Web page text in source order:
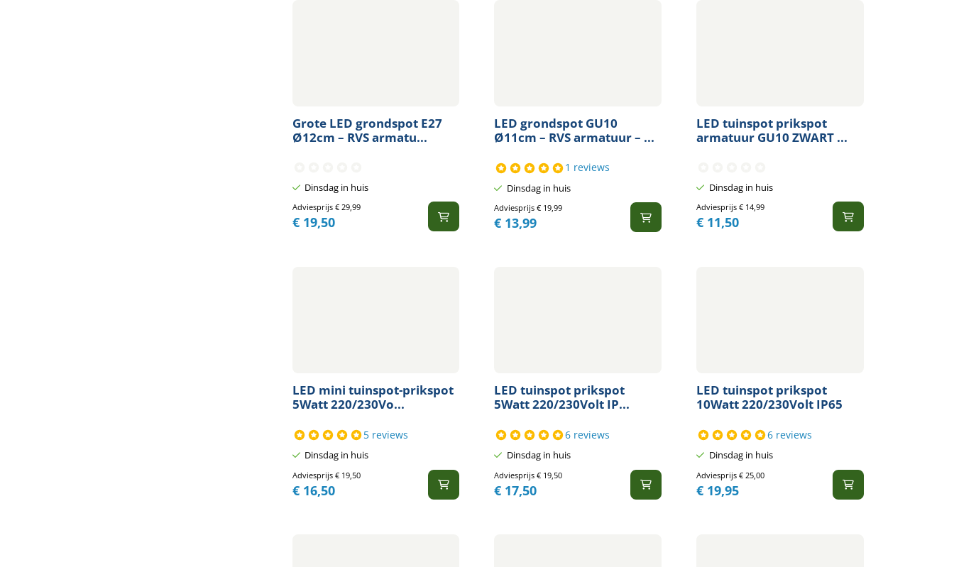
Grote LED grondspot E27
Ø12cm – RVS armatu...
Dinsdag in huis
Adviesprijs €29,99
€19,50
LED grondspot GU10
Ø11cm – RVS armatuur – ...
1 reviews
Dinsdag in huis
Adviesprijs€ 19,99
€ 13,99
LED tuinspot prikspot
armatuur GU10 ZWART ...
Dinsdag in huis
Adviesprijs€ 14,99
€ 11,50
LED mini tuinspot-prikspot
5Watt 220/230Vo...
5 reviews
Dinsdag in huis
Adviesprijs €19,50
€16,50
LED tuinspot prikspot
5Watt 220/230Volt IP...
6 reviews
Dinsdag in huis
Adviesprijs€ 19,50
€ 17,50
LED tuinspot prikspot
10Watt 220/230Volt IP65
6 reviews
Dinsdag in huis
Adviesprijs€ 25,00
€ 19,95